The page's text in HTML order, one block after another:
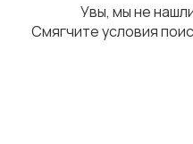
Плиты и духовые шкафы
Увы, мы не
Смягчите условия